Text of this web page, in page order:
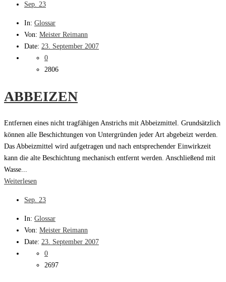
Sep. 23
In: Glossar
Von: Meister Reimann
Date: 23. September 2007
0
2806
ABBEIZEN
Entfernen eines nicht tragfähigen Anstrichs mit Abbeizmittel. Grundsätzlich
können alle Beschichtungen von Untergründen jeder Art abgebeizt werden.
Das Abbeizmittel wird aufgetragen und nach entsprechender Einwirkzeit
kann die alte Beschichtung mechanisch entfernt werden. Anschließend mit
Wasse...
Weiterlesen
Sep. 23
In: Glossar
Von: Meister Reimann
Date: 23. September 2007
0
2697